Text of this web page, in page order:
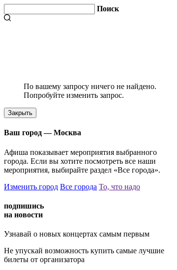
Поиск
По вашему запросу ничего не найдено.
Попробуйте изменить запрос.
Закрыть
Ваш город —Москва
Афиша показывает мероприятия выбранного
города. Если вы хотите посмотреть все наши
мероприятия, выбирайте раздел «Все города».
Изменить город Все города То, что надо
подпишись
на новости
Узнавай о новых концертах самым первым
Не упускай возможность купить самые лучшие
билеты от организатора